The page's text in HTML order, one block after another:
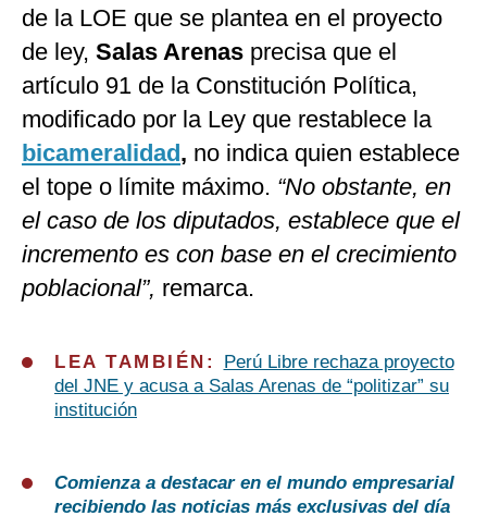
de la LOE que se plantea en el proyecto
de ley, Salas Arenas precisa que el
artículo 91 de la Constitución Política,
modificado por la Ley que restablece la
bicameralidad, no indica quien establece
el tope o límite máximo. “No obstante, en
el caso de los diputados, establece que el
incremento es con base en el crecimiento
poblacional”, remarca.
LEA TAMBIÉN:
Perú Libre rechaza proyecto
del JNE y acusa a Salas Arenas de “politizar” su
institución
Comienza a destacar en el mundo empresarial
recibiendo las noticias más exclusivas del día